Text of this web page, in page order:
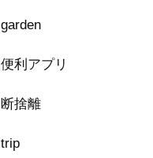
garden
便利アプリ
断捨離
trip